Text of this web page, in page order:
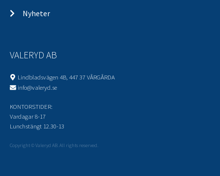
Nyheter
VALERYD AB
Lindbladsvägen 4B, 447 37 VÅRGÅRDA
info@valeryd.se
KONTORSTIDER:
Vardagar 8-17
Lunchstängt 12.30-13
Copyright © Valeryd AB. All rights reserved.